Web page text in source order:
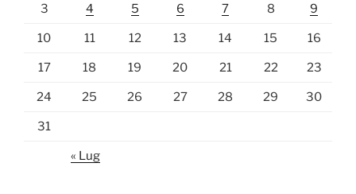
3 4 5 6 7 8 9
10 11 12 13 14 15 16
17 18 19 20 21 22 23
24 25 26 27 28 29 30
31
« Lug